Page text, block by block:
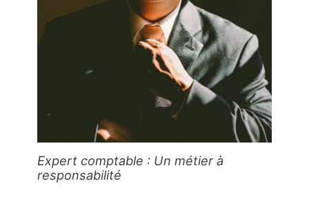
Expert comptable : Un métier à
responsabilité